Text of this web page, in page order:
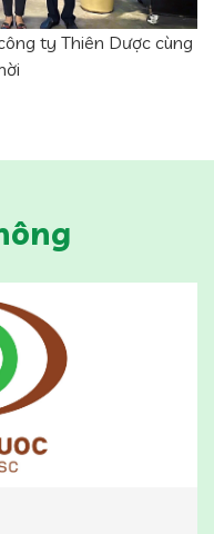
ty Thiên Dược cùng